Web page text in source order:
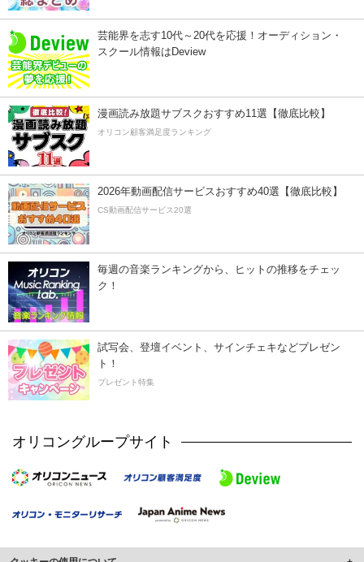
芸能界を志す10代～20代を応援！オーディション・
スクール情報はDeview
漫画読み放題サブスクおすすめ11選【徹底比較】
オリコン顧客満足度ランキング
2026年動画配信サービスおすすめ40選【徹底比較】
CS動画配信サービス20選
毎週の音楽ランキングから、ヒットの推移をチェッ
ク！
試写会、登壇イベント、サインチェキなどプレゼン
ト！
プレゼント特集
オリコングループサイト